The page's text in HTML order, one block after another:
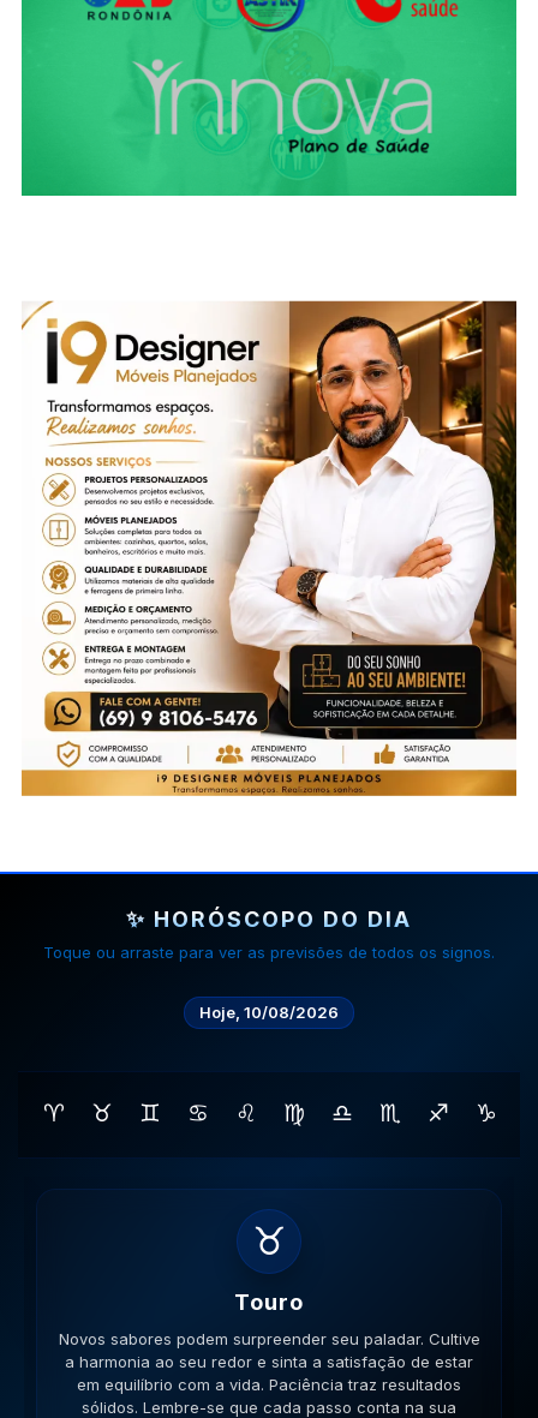
✨ HORÓSCOPO DO DIA
Toque ou arraste para ver as previsões de todos os signos.
Hoje, 10/08/2026
♈ ♉ ♊ ♋ ♌ ♍ ♎ ♏ ♐ ♑
♊
Gemeos
Novas amizades podem surgir em lugares inusitados. A
versatilidade é seu ponto forte; use-a para resolver
impasses de forma criativa. A versatilidade ajudará no
sucesso. Lembre-se que cada passo conta na sua